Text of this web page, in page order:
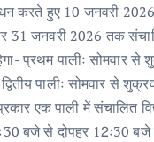
हुए 10 जनवरी 2026
31 जनवरी 2026 तक
प्रथम पालीः सोमवार
पालीः सोमवार से
एक पाली में संचालित
बजे से दोपहर 12ः30